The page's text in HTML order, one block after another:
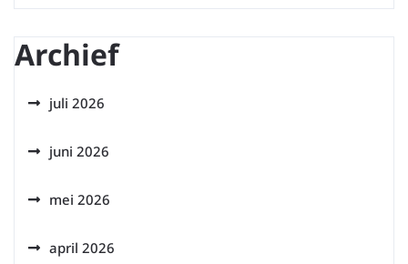
Archief
juli 2026
juni 2026
mei 2026
april 2026